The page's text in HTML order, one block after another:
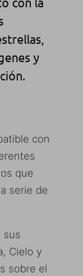
y
con
que
serie de
sus
Cielo y
sobre el